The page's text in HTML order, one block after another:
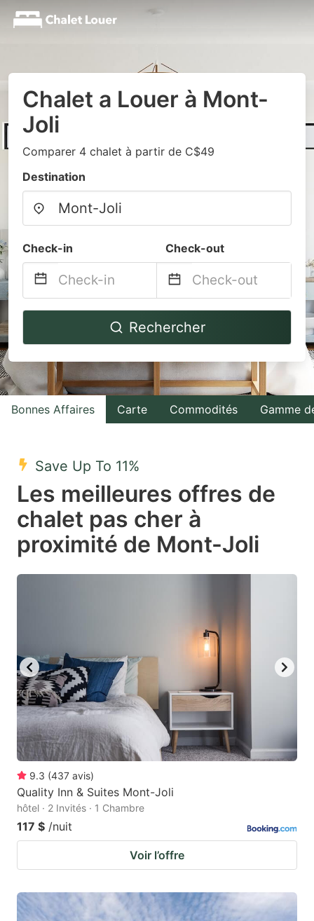
Chalet a Louer à Mont-
Joli
Comparer 4 chalet à partir de C$49
Destination
Check-in Check-out
Navigate
to
interact
with
the
select
date.
Press
get
the
keyboard
shortcuts
for
changing
dates.
Navigate
backward
to
interact
with
the
a
date.
Press
key
to
get
the
keyboard
shortcuts
for
Rechercher
Bonnes Affaires Carte Commodités Gamme
Save Up To 11%
Les meilleures offres de
chalet pas cher à
proximité de Mont-Joli
9.3 (437 avis)
Quality Inn & Suites Mont-Joli
hôtel · 2 Invités · 1 Chambre
117 $ /nuit
Voir l’offre